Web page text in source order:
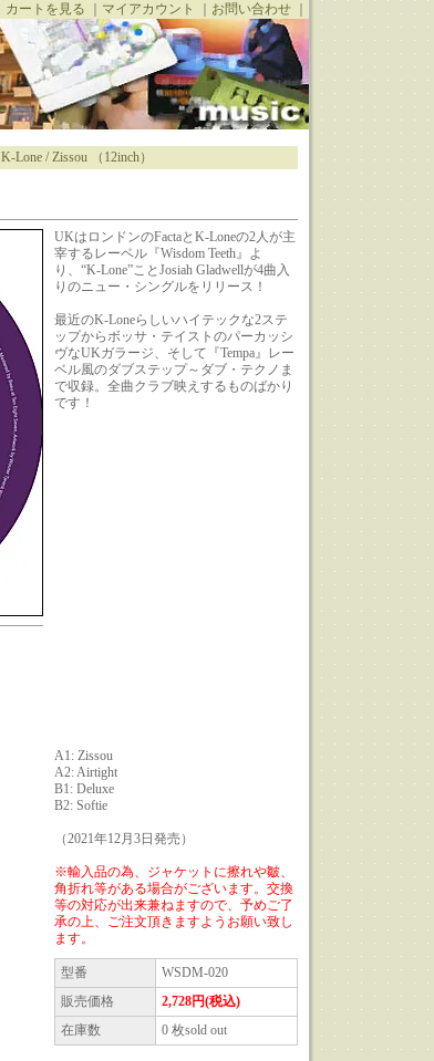
カートを見る マイアカウント お問い合わせ｜
K-Lone / Zissou （12inch）
UKはロンドンのFactaとK-Loneの2人が主
宰するレーベル『Wisdom Teeth』よ
り、“K-Lone”ことJosiah Gladwellが4曲入
りのニュー・シングルをリリース！
最近のK-Loneらしいハイテックな2ステ
ップからボッサ・テイストのパーカッシ
ヴなUKガラージ、そして『Tempa』レー
ベル風のダブステップ～ダブ・テクノま
で収録。全曲クラブ映えするものばかり
です！
A1: Zissou
A2: Airtight
B1: Deluxe
B2: Softie
（2021年12月3日発売）
※輸入品の為、ジャケットに擦れや皺、
角折れ等がある場合がございます。交換
等の対応が出来兼ねますので、予めご了
承の上、ご注文頂きますようお願い致し
ます。
型番
WSDM-020
販売価格
2,728円(税込)
在庫数
0 枚sold out